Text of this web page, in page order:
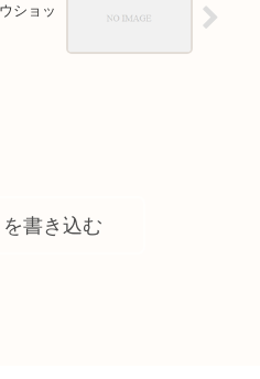
ショッ
書き込む